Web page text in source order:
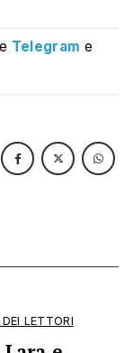
Telegram e
LETTORI